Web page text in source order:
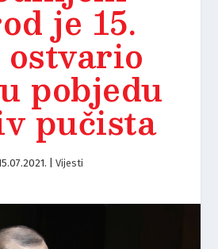
je 15.
pobjedu
pučista
Vijesti